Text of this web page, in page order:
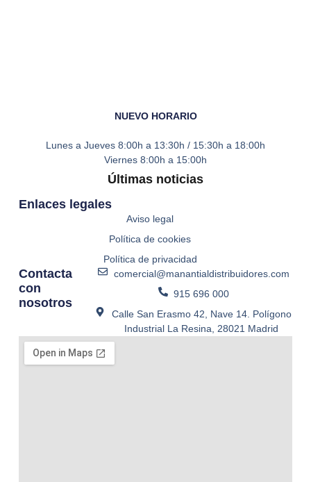
NUEVO HORARIO
Lunes a Jueves 8:00h a 13:30h / 15:30h a 18:00h
Viernes 8:00h a 15:00h
Últimas noticias
Enlaces legales
Aviso legal
Política de cookies
Política de privacidad
Contacta
con
nosotros
comercial@manantialdistribuidores.com
915 696 000
Calle San Erasmo 42, Nave 14. Polígono
Industrial La Resina, 28021 Madrid